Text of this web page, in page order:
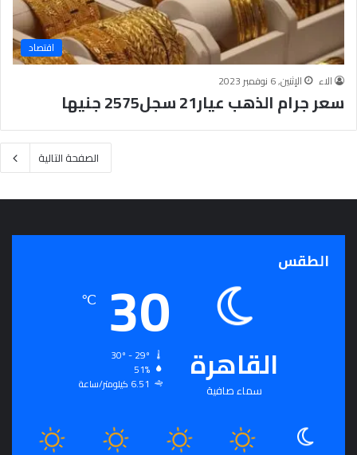
اقتصاد
الاء
الإثنين, 6 نوفمبر 2023
سعر جرام الذهب عيار21 سجل2575 جنيها
الصفحة التالية
الطقس
القاهرة
سماء صافية
30
℃
51%
6.51 كيلومتر/ساعة